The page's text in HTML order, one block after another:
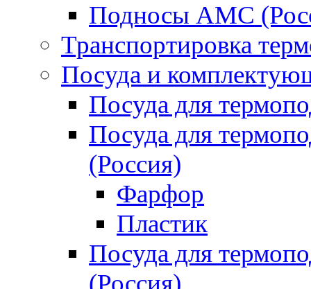
Подносы AMC
Транспортировка
Посуда и
Посуда для
Посуда для
(Россия)
Фарфор
Пластик
Посуда для
(Россия)